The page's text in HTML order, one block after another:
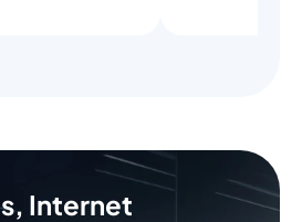
Internet